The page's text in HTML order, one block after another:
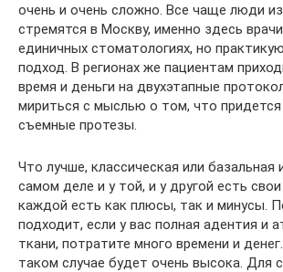
очень и очень сложно. Все чаще люди из
стремятся в Москву, именно здесь
единичных стоматологиях, но
подход. В регионах же пациентам
время и деньги на двухэтапные
мириться с мыслью о том, что придется
съемные протезы.
Что лучше, классическая или базальная
самом деле и у той, и у другой есть
каждой есть как плюсы, так и минусы.
подходит, если у вас полная адентия и
ткани, потратите много времени и
таком случае будет очень высока. Для